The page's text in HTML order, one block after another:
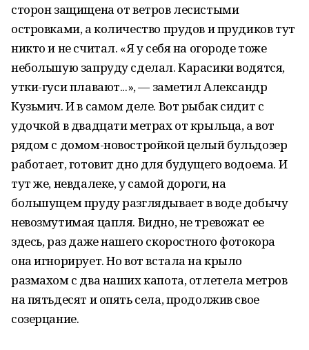
сторон защищена от ветров лесистыми
островками, а количество прудов и прудиков тут
никто и не считал. «Я у себя на огороде тоже
небольшую запруду сделал. Карасики водятся,
утки-гуси плавают...», — заметил Александр
Кузьмич. И в самом деле. Вот рыбак сидит с
удочкой в двадцати метрах от крыльца, а вот
рядом с домом-новостройкой целый бульдозер
работает, готовит дно для будущего водоема. И
тут же, невдалеке, у самой дороги, на
большущем пруду разглядывает в воде добычу
невозмутимая цапля. Видно, не тревожат ее
здесь, раз даже нашего скоростного фотокора
она игнорирует. Но вот встала на крыло
размахом с два наших капота, отлетела метров
на пятьдесят и опять села, продолжив свое
созерцание.